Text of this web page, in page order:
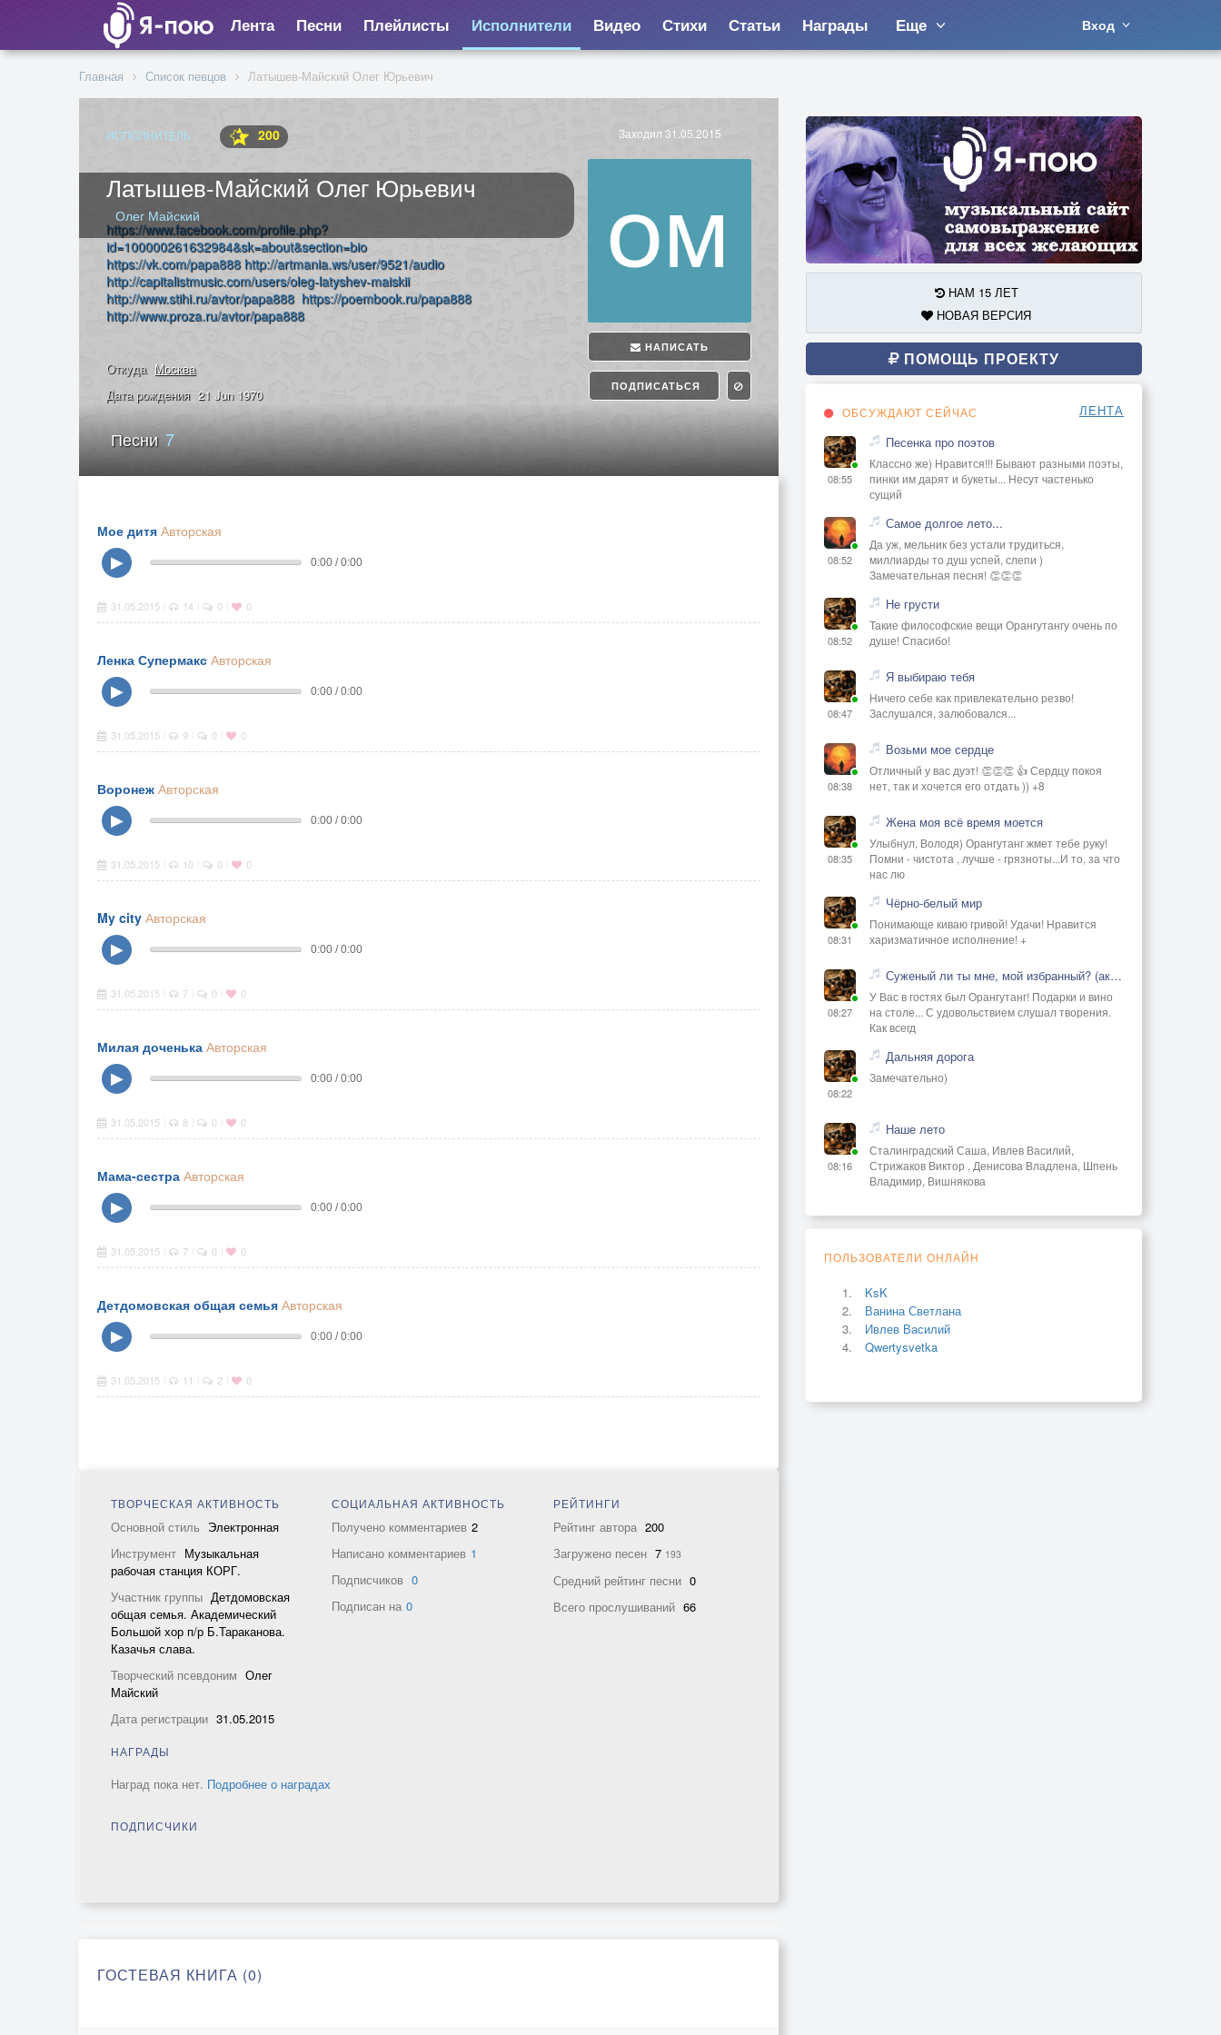
Лента Песни Плейлисты Исполнители Видео Стихи Статьи Награды Еще Вход
Главная Список певцов Латышев-Майский Олег Юрьевич
ИСПОЛНИТЕЛЬ 200
Латышев-Майский Олег Юрьевич
Олег Майский
Заходил 31.05.2015
НАПИСАТЬ
ПОДПИСАТЬСЯ
https://www.facebook.com/profile.php?
id=100000261632984&sk=about&section=bio
https://vk.com/papa888 http://artmania.ws/user/9521/audio
http://capitalistmusic.com/users/oleg-latyshev-maiskii
http://www.stihi.ru/avtor/papa888 https://poembook.ru/papa888
http://www.proza.ru/avtor/papa888
Откуда Москва
Дата рождения 21 Jun 1970
Песни7
Мое дитя Авторская
▶
0:00 / 0:00
31.05.2015 14 0 0
Ленка Супермакс Авторская
▶
0:00 / 0:00
31.05.2015 9 0 0
Воронеж Авторская
▶
0:00 / 0:00
31.05.2015 10 0 0
My city Авторская
▶
0:00 / 0:00
31.05.2015 7 0 0
Милая доченька Авторская
▶
0:00 / 0:00
31.05.2015 8 0 0
Мама-сестра Авторская
▶
0:00 / 0:00
31.05.2015 7 0 0
Детдомовская общая семья Авторская
▶
0:00 / 0:00
31.05.2015 11 2 0
ТВОРЧЕСКАЯ АКТИВНОСТЬ
Основной стиль Электронная
Инструмент Музыкальная
рабочая станция КОРГ.
Участник группы Детдомовская
общая семья. Академический
Большой хор п/р Б.Тараканова.
Казачья слава.
Творческий псевдоним Олег
Майский
Дата регистрации 31.05.2015
СОЦИАЛЬНАЯ АКТИВНОСТЬ
Получено комментариев 2
Написано комментариев 1
Подписчиков 0
Подписан на 0
РЕЙТИНГИ
Рейтинг автора 200
Загружено песен 7 193
Средний рейтинг песни 0
Всего прослушиваний 66
НАГРАДЫ
Наград пока нет. Подробнее о наградах
ПОДПИСЧИКИ
ГОСТЕВАЯ КНИГА (0)
НАМ 15 ЛЕТ
НОВАЯ ВЕРСИЯ
ПОМОЩЬ ПРОЕКТУ
ОБСУЖДАЮТ СЕЙЧАС ЛЕНТА
08:55
Песенка про поэтов
Классно же) Нравится!!! Бывают разными поэты,
пинки им дарят и букеты... Несут частенько
сущий
08:52
Самое долгое лето...
Да уж, мельник без устали трудиться,
миллиарды то душ успей, слепи )
Замечательная песня! 👏👏👏
08:52
Не грусти
Такие философские вещи Орангутангу очень по
душе! Спасибо!
08:47
Я выбираю тебя
Ничего себе как привлекательно резво!
Заслушался, залюбовался...
08:38
Возьми мое сердце
Отличный у вас дуэт! 👏👏👏 👍 Сердцу покоя
нет, так и хочется его отдать )) +8
08:35
Жена моя всё время моется
Улыбнул, Володя) Орангутанг жмет тебе руку!
Помни - чистота , лучше - грязноты...И то, за что
нас лю
08:31
Чёрно-белый мир
Понимающе киваю гривой! Удачи! Нравится
харизматичное исполнение! +
08:27
Суженый ли ты мне, мой избранный? (акустика)
У Вас в гостях был Орангутанг! Подарки и вино
на столе... С удовольствием слушал творения.
Как всегд
08:22
Дальняя дорога
Замечательно)
08:16
Наше лето
Сталинградский Саша, Ивлев Василий,
Стрижаков Виктор , Денисова Владлена, Шпень
Владимир, Вишнякова
ПОЛЬЗОВАТЕЛИ ОНЛАЙН
KsK
Ванина Светлана
Ивлев Василий
Qwertysvetka